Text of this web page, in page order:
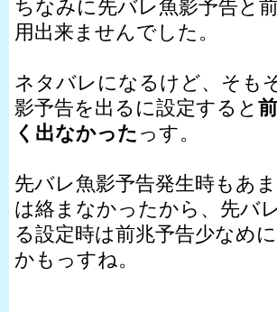
ちなみに先バレ魚影予告と
用出来ませんでした。
ネタバレになるけど、そも
影予告を出るに設定すると
く出なかった っす。
先バレ魚影予告発生時もあ
は絡まなかったから、先バ
る設定時は前兆予告少なめ
かもっすね。